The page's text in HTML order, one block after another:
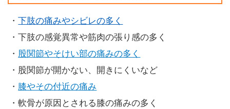
・下肢の痛みやシビレの多く
・下肢の感覚異常や筋肉の張り感の多く
・ 股関節やそけい部の痛みの多く
・股関節が開かない、開きにくいなど
・ 膝やその付近の痛み
・軟骨が原因とされる膝の痛みの多く